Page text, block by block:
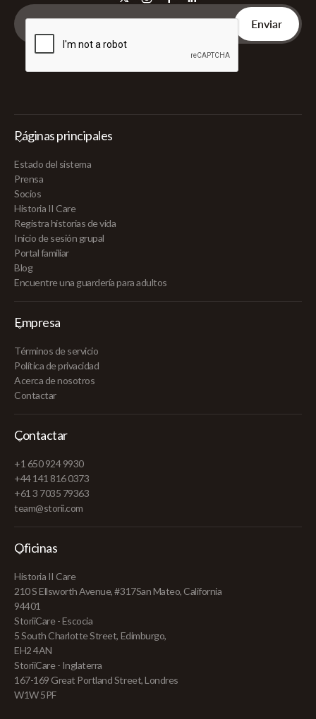
Páginas principales
Estado del sistema
Prensa
Socios
Historia II Care
Registra historias de vida
Inicio de sesión grupal
Portal familiar
Blog
Encuentre una guardería para adultos
Empresa
Términos de servicio
Política de privacidad
Acerca de nosotros
Contactar
Contactar
+1 650 924 9930
+44 141 816 0373
+61 3 7035 79363
team@storii.com
Oficinas
Historia II Care
210 S Ellsworth Avenue, #317San Mateo, California
94401
StoriiCare - Escocia
5 South Charlotte Street, Edimburgo,
EH2 4AN
StoriiCare - Inglaterra
167-169 Great Portland Street, Londres
W1W 5PF